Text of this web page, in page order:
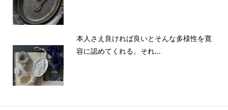
本人さえ良ければ良いとそんな多様性を寛
容に認めてくれる。それ...